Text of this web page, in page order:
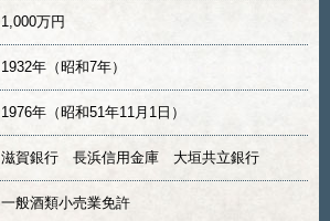
1,000万円
1932年（昭和7年）
1976年（昭和51年11月1日）
滋賀銀行 長浜信用金庫 大垣共立銀行
一般酒類小売業免許